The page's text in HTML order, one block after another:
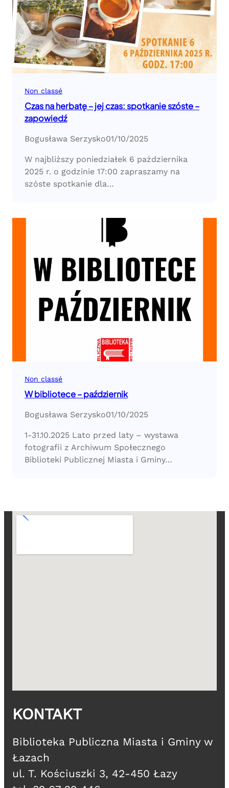
Non classé
Czas na herbatę – jej czas: spotkanie szóste –
zapowiedź
Bogusława Serzysko01/10/2025
W najbliższy poniedziałek 6 października
2025 r. o godzinie 17:00 zapraszamy na
szóste spotkanie dla…
Non classé
W bibliotece – październik
Bogusława Serzysko01/10/2025
1-31.10.2025 Lato przed laty – wystawa
fotografii z Archiwum Społecznego
Biblioteki Publicznej Miasta i Gminy…
KONTAKT
​Biblioteka Publiczna Miasta i Gminy w
Łazach
ul. T. Kościuszki 3, 42-450 Łazy